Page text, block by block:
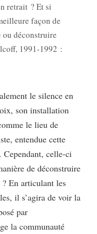
retrait ? Et si
façon de
déconstruire
1991-1992 :
le silence en
son installation
le lieu de
entendue cette
celle-ci
de déconstruire
? En articulant les
il s’agira de voir la
par
la communauté